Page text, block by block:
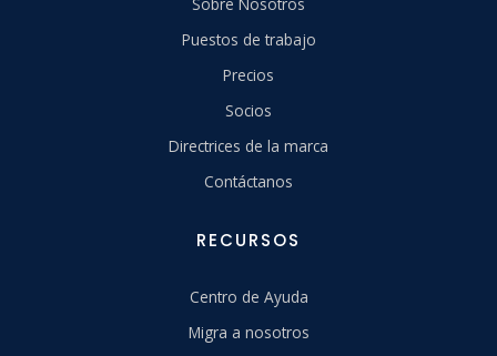
Sobre Nosotros
Puestos de trabajo
Precios
Socios
Directrices de la marca
Contáctanos
RECURSOS
Centro de Ayuda
Migra a nosotros